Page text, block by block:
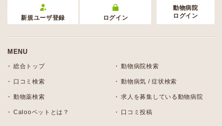
新規ユーザ登録 ログイン
動物病院
ログイン
MENU
総合トップ 動物病院検索
口コミ検索 動物病気 / 症状検索
動物薬検索 求人を募集している動物病院
Calooペットとは？ 口コミ投稿